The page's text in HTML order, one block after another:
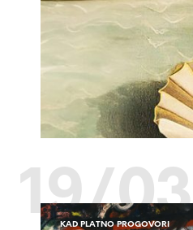
19/03
KAD PLATNO PROGOVORI